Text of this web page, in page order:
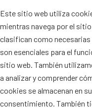
Este sitio web utiliza
mientras navega por el
clasifican como necesarias
son esenciales para el
sitio web. También
a analizar y comprender
cookies se almacenan en
consentimiento. También